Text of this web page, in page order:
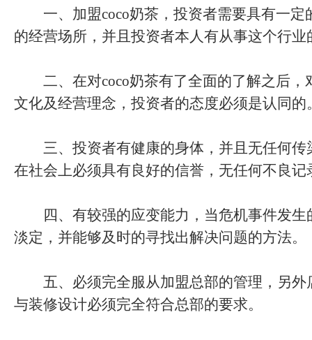
一、加盟coco奶茶，投资者需要具有一定
的经营场所，并且投资者本人有从事这个行业
二、在对coco奶茶有了全面的了解之后，
文化及经营理念，投资者的态度必须是认同的
三、投资者有健康的身体，并且无任何传
在社会上必须具有良好的信誉，无任何不良记
四、有较强的应变能力，当危机事件发生
淡定，并能够及时的寻找出解决问题的方法。
五、必须完全服从加盟总部的管理，另外
与装修设计必须完全符合总部的要求。